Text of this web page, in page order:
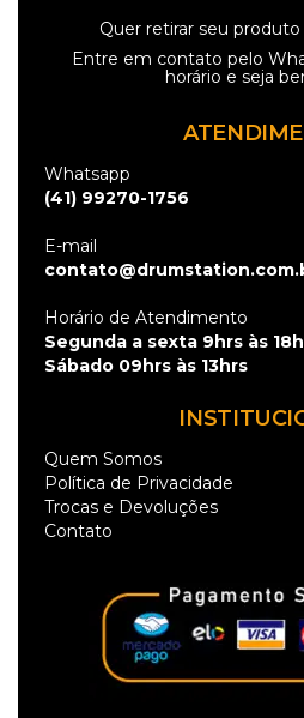
Quer retirar seu
Entre em contato pelo
horário e seja
Whatsapp
(41) 99270-1756
E-mail
Horário de Atendimento
Segunda a sexta 9hrs às
Sábado 09hrs às 13hrs
Quem Somos
Política de Privacidade
Trocas e Devoluções
Contato